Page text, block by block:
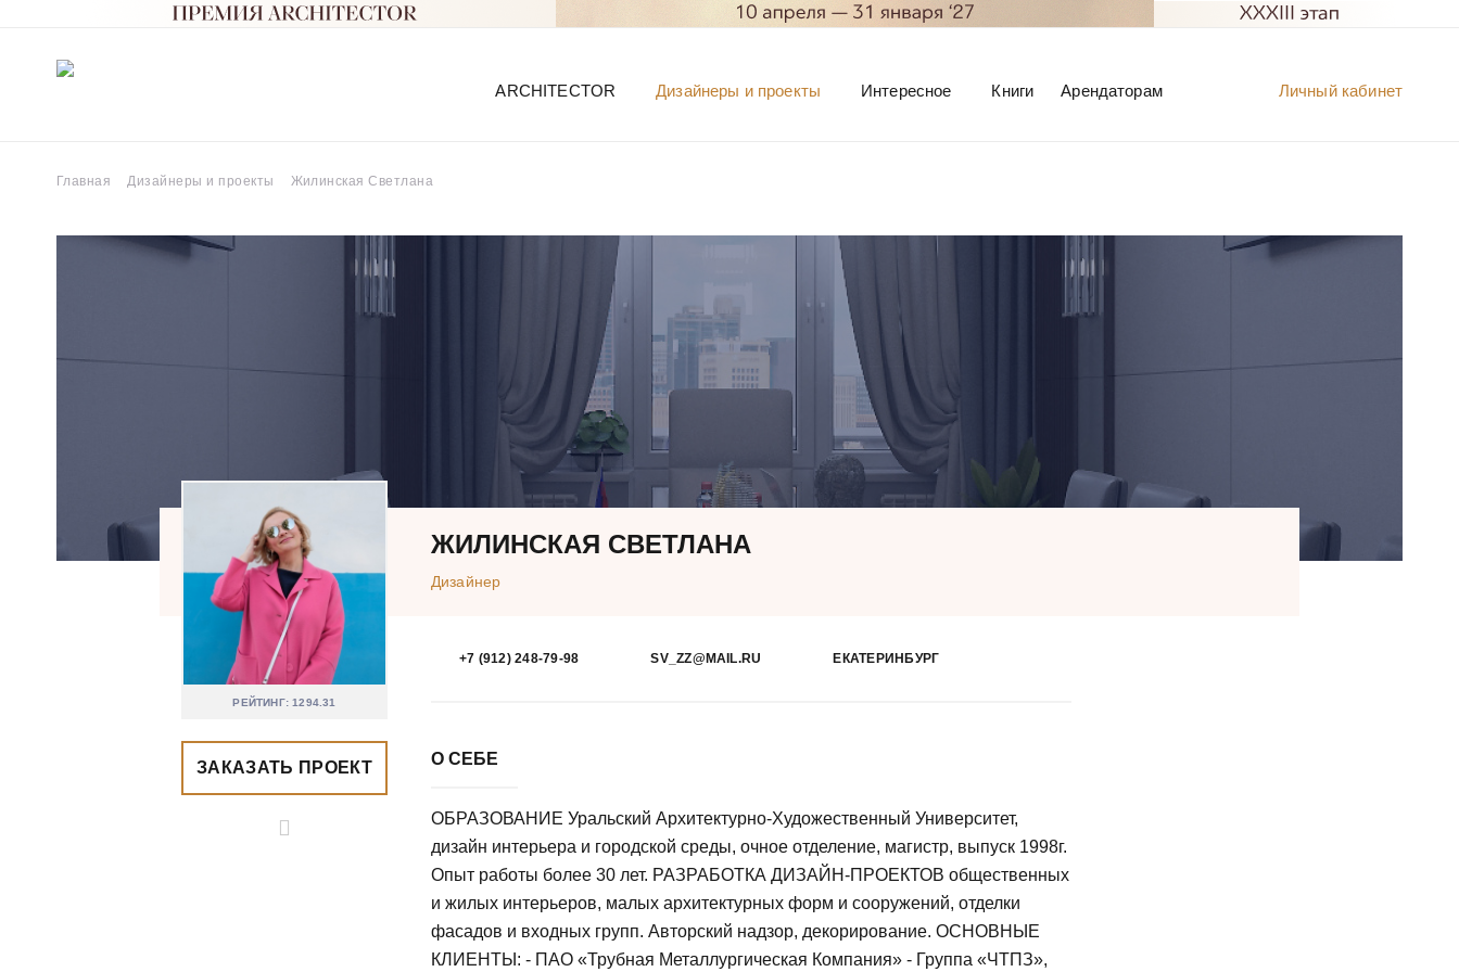
Личный кабинет
ARCHITECTOR Дизайнеры и проекты Интересное Книги Арендаторам
Главная Дизайнеры и проекты Жилинская Светлана
РЕЙТИНГ: 1294.31
ЖИЛИНСКАЯ СВЕТЛАНА
Дизайнер
ЗАКАЗАТЬ ПРОЕКТ
+7 (912) 248-79-98 SV_ZZ@MAIL.RU ЕКАТЕРИНБУРГ
О СЕБЕ
ОБРАЗОВАНИЕ Уральский Архитектурно-Художественный Университет,
дизайн интерьера и городской среды, очное отделение, магистр, выпуск 1998г.
Опыт работы более 30 лет. РАЗРАБОТКА ДИЗАЙН-ПРОЕКТОВ общественных
и жилых интерьеров, малых архитектурных форм и сооружений, отделки
фасадов и входных групп. Авторский надзор, декорирование. ОСНОВНЫЕ
КЛИЕНТЫ: - ПАО «Трубная Металлургическая Компания» - Группа «ЧТПЗ»,